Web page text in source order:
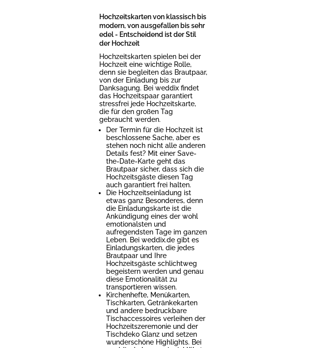
Hochzeitskarten von klassisch bis
modern, von ausgefallen bis sehr
edel - Entscheidend ist der Stil
der Hochzeit
Hochzeitskarten spielen bei der
Hochzeit eine wichtige Rolle,
denn sie begleiten das Brautpaar,
von der Einladung bis zur
Danksagung. Bei weddix findet
das Hochzeitspaar garantiert
stressfrei jede Hochzeitskarte,
die für den großen Tag
gebraucht werden.
Der Termin für die Hochzeit ist
beschlossene Sache, aber es
stehen noch nicht alle anderen
Details fest? Mit einer Save-
the-Date-Karte geht das
Brautpaar sicher, dass sich die
Hochzeitsgäste diesen Tag
auch garantiert frei halten.
Die Hochzeitseinladung ist
etwas ganz Besonderes, denn
die Einladungskarte ist die
Ankündigung eines der wohl
emotionalsten und
aufregendsten Tage im ganzen
Leben. Bei weddix.de gibt es
Einladungskarten, die jedes
Brautpaar und Ihre
Hochzeitsgäste schlichtweg
begeistern werden und genau
diese Emotionalität zu
transportieren wissen.
Kirchenhefte, Menükarten,
Tischkarten, Getränkekarten
und andere bedruckbare
Tischaccessoires verleihen der
Hochzeitszeremonie und der
Tischdeko Glanz und setzen
wunderschöne Highlights. Bei